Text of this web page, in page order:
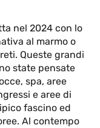
nel 2024 con lo
al marmo o
Queste grandi
state pensate
spa, aree
e aree di
fascino ed
Al contempo